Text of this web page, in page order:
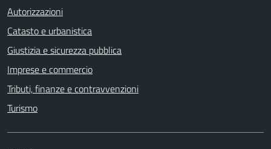
Autorizzazioni
Catasto e urbanistica
Giustizia e sicurezza pubblica
Imprese e commercio
Tributi, finanze e contravvenzioni
Turismo